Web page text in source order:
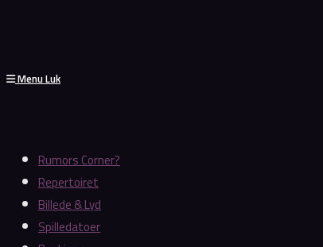
MenuLuk
Rumors Corner?
Repertoiret
Billede & Lyd
Spilledatoer